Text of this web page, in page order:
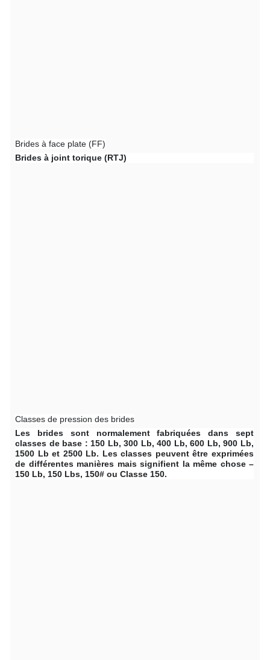
Brides à face plate (FF)
Brides à joint torique (RTJ)
Classes de pression des brides
Les brides sont normalement fabriquées dans sept
classes de base : 150 Lb, 300 Lb, 400 Lb, 600 Lb, 900 Lb,
1500 Lb et 2500 Lb. Les classes peuvent être exprimées
de différentes manières mais signifient la même chose –
150 Lb, 150 Lbs, 150# ou Classe 150.